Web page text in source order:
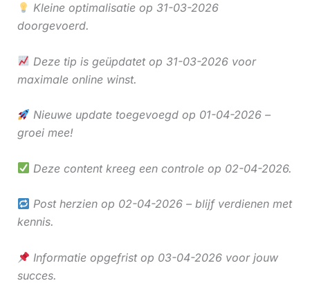
Kleine optimalisatie op 31-03-2026
doorgevoerd.
Deze tip is geüpdatet op 31-03-2026 voor
maximale online winst.
Nieuwe update toegevoegd op 01-04-2026 –
groei mee!
Deze content kreeg een controle op 02-04-2026.
Post herzien op 02-04-2026 – blijf verdienen met
kennis.
Informatie opgefrist op 03-04-2026 voor jouw
succes.